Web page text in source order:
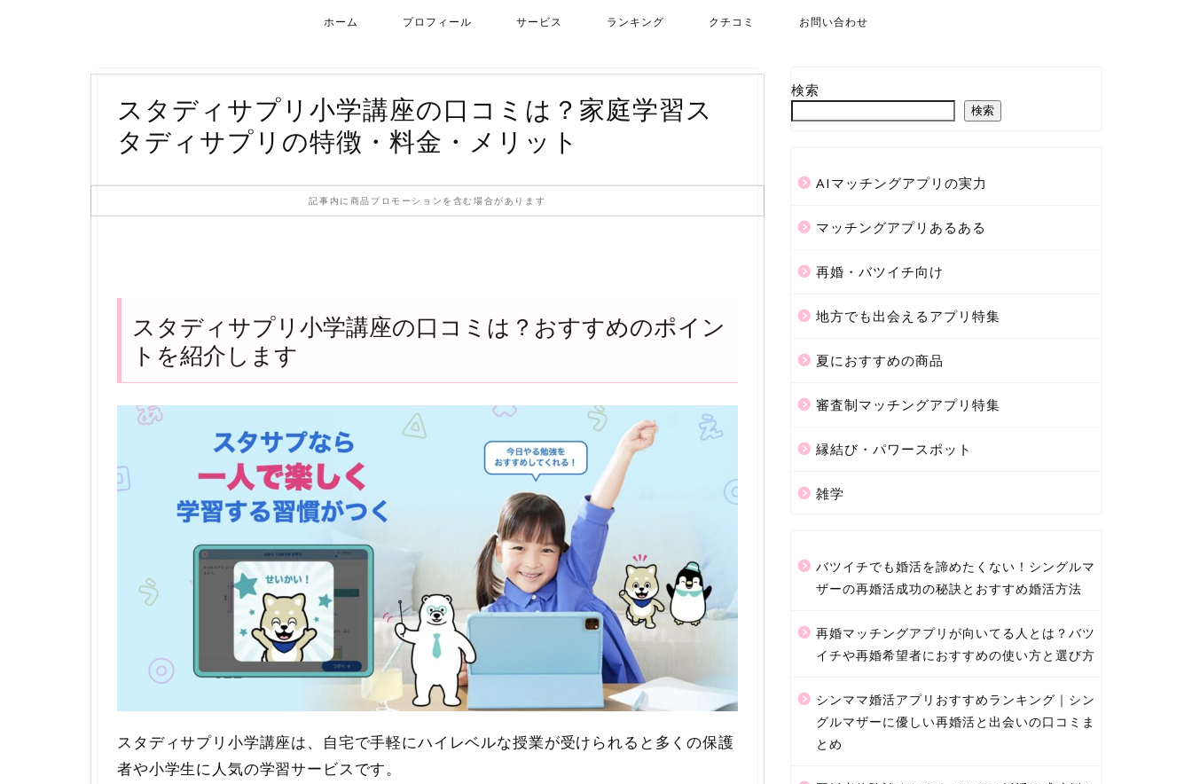
ホーム プロフィール サービス ランキング クチコミ お問い合わせ
スタディサプリ小学講座の口コミは？家庭学習ス
タディサプリの特徴・料金・メリット
記事内に商品プロモーションを含む場合があります
スタディサプリ小学講座の口コミは？おすすめのポイン
トを紹介します
スタディサプリ小学講座は、自宅で手軽にハイレベルな授業が受けられると多くの保護
者や小学生に人気の学習サービスです。
検索
検索
AIマッチングアプリの実力
マッチングアプリあるある
再婚・バツイチ向け
地方でも出会えるアプリ特集
夏におすすめの商品
審査制マッチングアプリ特集
縁結び・パワースポット
雑学
バツイチでも婚活を諦めたくない！シングルマ
ザーの再婚活成功の秘訣とおすすめ婚活方法
再婚マッチングアプリが向いてる人とは？バツ
イチや再婚希望者におすすめの使い方と選び方
シンママ婚活アプリおすすめランキング｜シン
グルマザーに優しい再婚活と出会いの口コミま
とめ